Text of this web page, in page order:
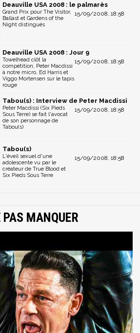
Deauville USA 2008 : le palmarès
15/09/2008, 18:58
Grand Prix pour The Visitor,
Ballast et Gardens of the
Night distingués
Deauville USA 2008 : Jour 9
15/09/2008, 18:58
Towelhead clôt la
compétition, Peter Macdissi
à notre micro, Ed Harris et
Viggo Mortensen sur le tapis
rouge
Tabou(s) : Interview de Peter Macdissi
15/09/2008, 18:58
Peter Macdissi (Six Pieds
Sous Terre) se fait l'avocat
de son personnage de
Tabou(s)
Tabou(s)
15/09/2008, 18:58
L'éveil sexuel d'une
adolescente vu par le
créateur de True Blood et
Six Pieds Sous Terre
MANQUER